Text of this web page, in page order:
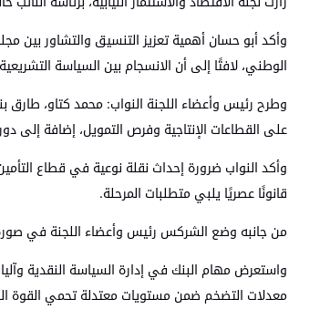
وأكد أبو حسان أهمية تعزيز التنسيق والتشاور بين
الوطني، لافتًا إلى أن الانسجام بين السياسة
وطرح رئيس وأعضاء اللجنة النواب: محمد كتاو، طارق
على القطاعات الإنتاجية وفرص التمويل، إضافة إلى
وأكد النواب ضرورة إحداث نقلة نوعية في قطاع
قانونًا عصريًا يلبي متطلبات المرحلة.
من جانبه وضع الشركس رئيس وأعضاء اللجنة في صورة
واستعرض مهام البنك في إدارة السياسة النقدية
معدلات التضخم ضمن مستويات معتدلة تحمي القوة